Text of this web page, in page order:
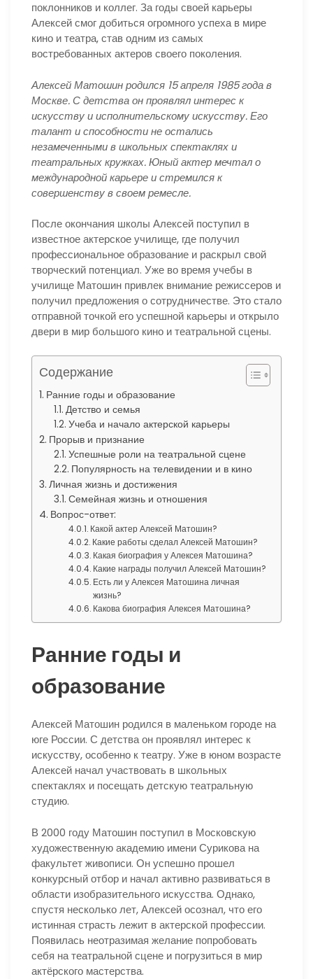
поклонников и коллег. За годы своей карьеры
Алексей смог добиться огромного успеха в мире
кино и театра, став одним из самых
востребованных актеров своего поколения.
Алексей Матошин родился 15 апреля 1985 года в
Москве. С детства он проявлял интерес к
искусству и исполнительскому искусству. Его
талант и способности не остались
незамеченными в школьных спектаклях и
театральных кружках. Юный актер мечтал о
международной карьере и стремился к
совершенству в своем ремесле.
После окончания школы Алексей поступил в
известное актерское училище, где получил
профессиональное образование и раскрыл свой
творческий потенциал. Уже во время учебы в
училище Матошин привлек внимание режиссеров и
получил предложения о сотрудничестве. Это стало
отправной точкой его успешной карьеры и открыло
двери в мир большого кино и театральной сцены.
Содержание
Ранние годы и образование
Детство и семья
Учеба и начало актерской карьеры
Прорыв и признание
Успешные роли на театральной сцене
Популярность на телевидении и в кино
Личная жизнь и достижения
Семейная жизнь и отношения
Вопрос-ответ:
Какой актер Алексей Матошин?
Какие работы сделал Алексей Матошин?
Какая биография у Алексея Матошина?
Какие награды получил Алексей Матошин?
Есть ли у Алексея Матошина личная
жизнь?
Какова биография Алексея Матошина?
Ранние годы и
образование
Алексей Матошин родился в маленьком городе на
юге России. С детства он проявлял интерес к
искусству, особенно к театру. Уже в юном возрасте
Алексей начал участвовать в школьных
спектаклях и посещать детскую театральную
студию.
В 2000 году Матошин поступил в Московскую
художественную академию имени Сурикова на
факультет живописи. Он успешно прошел
конкурсный отбор и начал активно развиваться в
области изобразительного искусства. Однако,
спустя несколько лет, Алексей осознал, что его
истинная страсть лежит в актерской профессии.
Появилась неотразимая желание попробовать
себя на театральной сцене и погрузиться в мир
актёрского мастерства.